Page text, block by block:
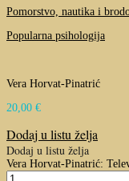
Pomorstvo, nautika i
Popularna psihologija
Vera Horvat-Pinatrić
20,00 €
Dodaj u listu želja
Dodaj u listu želja
Vera Horvat-Pinatrić: